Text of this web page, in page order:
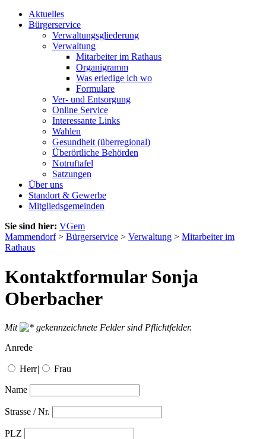
Aktuelles
Bürgerservice
Verwaltungsgliederung
Verwaltung
Mitarbeiter im Rathaus
Organigramm
Was erledige ich wo
Formulare
Ver- und Entsorgung
Online Service
Interessante Links
Wahlen
Gesundheit (überregional)
Überörtliche Behörden
Notruftafel
Satzungen
Über uns
Standort & Gewerbe
Mitgliedsgemeinden
Sie sind hier: VGem
Mammendorf> Bürgerservice > Verwaltung > Mitarbeiter im
Rathaus
Kontaktformular Sonja
Oberbacher
Mit
gekennzeichnete Felder sind Pflichtfelder.
Anrede
Herr| Frau
Name
Strasse / Nr.
PLZ